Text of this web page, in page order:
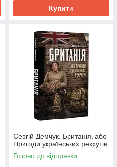
Купити
Сергій Демчук. Британія, або
Пригоди українських рекрутів
Готово до відправки